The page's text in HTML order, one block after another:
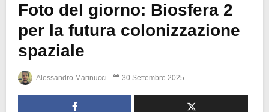
Foto del giorno: Biosfera 2
per la futura colonizzazione
spaziale
Alessandro Marinucci 30 Settembre 2025